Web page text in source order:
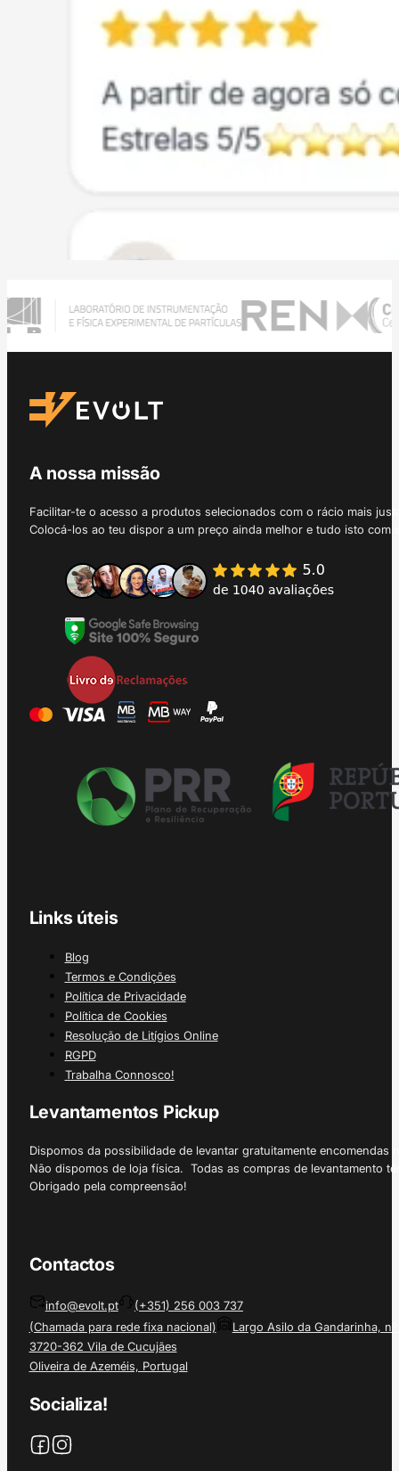
A nossa missão
Facilitar-te o acesso a produtos selecionados com o rácio mais
Colocá-los ao teu dispor a um preço ainda melhor e tudo isto
Links úteis
Blog
Termos e Condições
Política de Privacidade
Política de Cookies
Resolução de Litígios Online
RGPD
Trabalha Connosco!
Levantamentos Pickup
Dispomos da possibilidade de levantar gratuitamente
Não dispomos de loja física. Todas as compras de levantamento
Obrigado pela compreensão!
Contactos
info@evolt.pt
(+351) 256 003 737
(Chamada para rede fixa nacional)
Largo Asilo da Gandarinha, nº
3720-362 Vila de Cucujães
Oliveira de Azeméis, Portugal
Socializa!